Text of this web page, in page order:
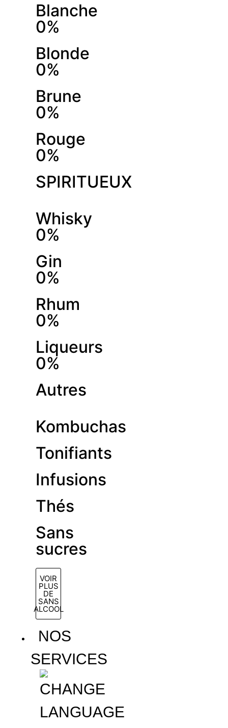
Blanche
0%
Blonde
0%
Brune
0%
Rouge
0%
SPIRITUEUX
Whisky
0%
Gin
0%
Rhum
0%
Liqueurs
0%
Autres
Kombuchas
Tonifiants
Infusions
Thés
Sans
sucres
VOIR
PLUS
DE
SANS
ALCOOL
NOS
SERVICES